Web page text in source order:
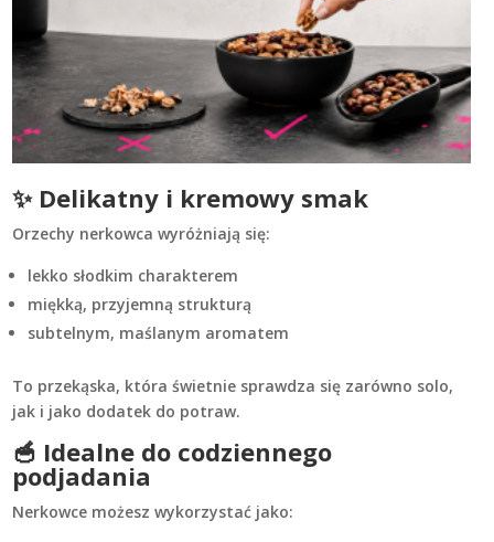
✨ Delikatny i kremowy smak
Orzechy nerkowca wyróżniają się:
lekko słodkim charakterem
miękką, przyjemną strukturą
subtelnym, maślanym aromatem
To przekąska, która świetnie sprawdza się zarówno solo,
jak i jako dodatek do potraw.
🥣 Idealne do codziennego
podjadania
Nerkowce możesz wykorzystać jako: